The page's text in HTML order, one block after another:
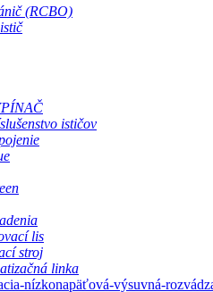
(RCBO)
ističov
lis
stroj
linka